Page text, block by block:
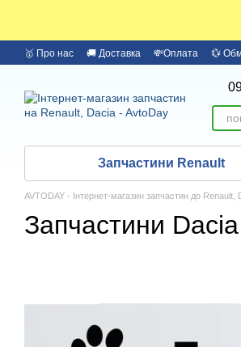
🥇 Про нас 🚚 Доставка 💸Оплата 💱
Запчастини Renault
AVTODAY - Інтернет-магазин запчастин до Renault,
Запчастини